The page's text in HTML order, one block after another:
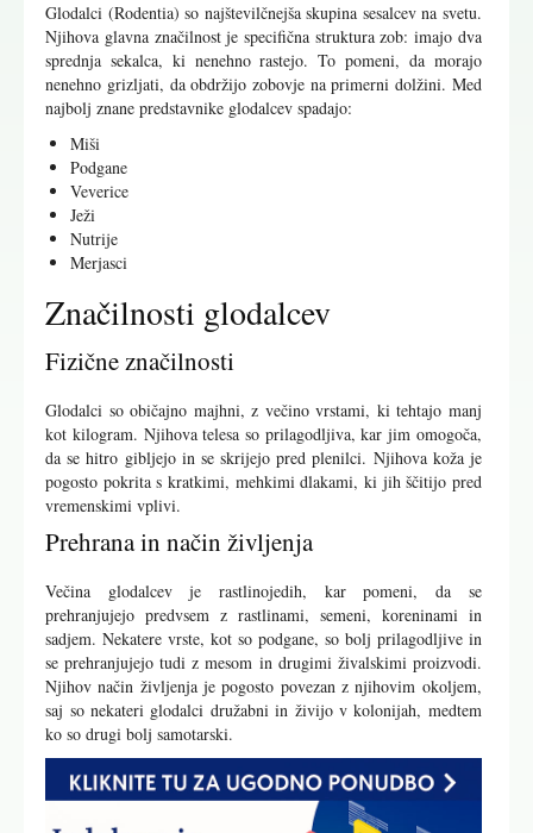
Glodalci (Rodentia) so najštevilčnejša skupina sesalcev na svetu.
Njihova glavna značilnost je specifična struktura zob: imajo dva
sprednja sekalca, ki nenehno rastejo. To pomeni, da morajo
nenehno grizljati, da obdržijo zobovje na primerni dolžini. Med
najbolj znane predstavnike glodalcev spadajo:
Miši
Podgane
Veverice
Ježi
Nutrije
Merjasci
Značilnosti glodalcev
Fizične značilnosti
Glodalci so običajno majhni, z večino vrstami, ki tehtajo manj
kot kilogram. Njihova telesa so prilagodljiva, kar jim omogoča,
da se hitro gibljejo in se skrijejo pred plenilci. Njihova koža je
pogosto pokrita s kratkimi, mehkimi dlakami, ki jih ščitijo pred
vremenskimi vplivi.
Prehrana in način življenja
Večina glodalcev je rastlinojedih, kar pomeni, da se
prehranjujejo predvsem z rastlinami, semeni, koreninami in
sadjem. Nekatere vrste, kot so podgane, so bolj prilagodljive in
se prehranjujejo tudi z mesom in drugimi živalskimi proizvodi.
Njihov način življenja je pogosto povezan z njihovim okoljem,
saj so nekateri glodalci družabni in živijo v kolonijah, medtem
ko so drugi bolj samotarski.